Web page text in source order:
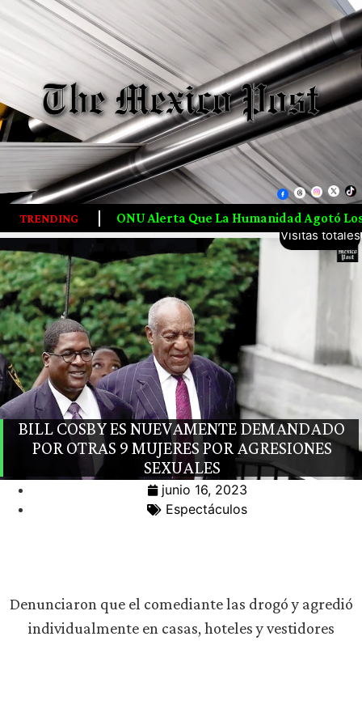
Visitas totales
5,702,156
TRENDING
ONU Alerta Que La Humanidad Agotó Los Recursos
BILL COSBY ES NUEVAMENTE DEMANDADO
POR OTRAS 9 MUJERES POR AGRESIONES
SEXUALES
junio 16, 2023
Espectáculos
Denunciaron que el comediante las drogó y agredió
individualmente en casas, hoteles y vestidores